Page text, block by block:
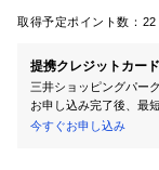
取得予定ポイント数： 22
提携クレジットカー
三井ショッピングパー
お申し込み完了後、最
今すぐお申し込み